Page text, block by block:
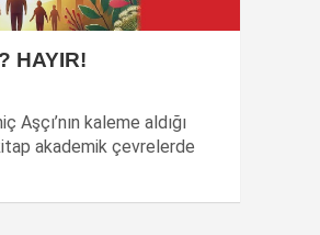
HAYIR!
Aşçı’nın kaleme aldığı
akademik çevrelerde